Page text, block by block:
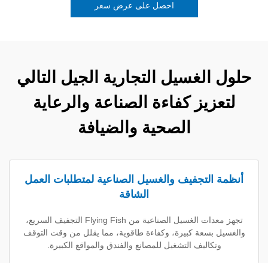
احصل على عرض سعر
التجارية الجيل التالي
كفاءة الصناعة والرعاية
الصحية والضيافة
والغسيل الصناعية لمتطلبات العمل
تجهز معدات الغسيل الصناعية من Flying Fish التجفيف السريع،
كبيرة، وكفاءة طاقوية، مما يقلل من وقت التوقف
التشغيل للمصانع والفندق والمواقع الكبيرة.